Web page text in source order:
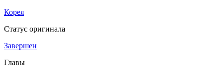
Корея
Статус оригинала
Завершен
Главы